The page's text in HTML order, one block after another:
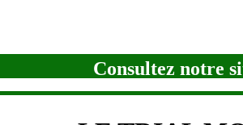
Consultez notre site